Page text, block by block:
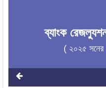
ব্যাংক
( ২০২৫ সনের